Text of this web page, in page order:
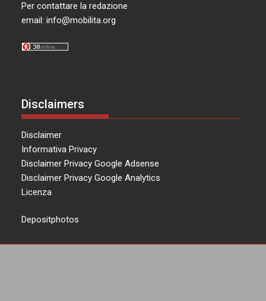
Per contattare la redazione
email:info@mobilita.org
Disclaimers
Disclaimer
Informativa Privacy
Disclaimer Privacy Google Adsense
Disclaimer Privacy Google Analytics
Licenza
Depositphotos